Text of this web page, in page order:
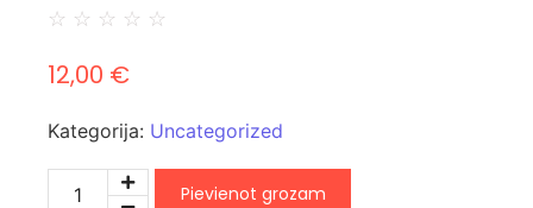
☆ ☆ ☆ ☆ ☆
12,00 €
Kategorija: Uncategorized
Pievienot grozam